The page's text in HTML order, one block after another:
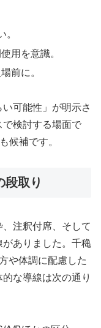
。
用を意識。
前に。
可能性」が明示さ
検討する場面で
候補です。
段取り
注釈付席、そして
ありました。千穐
や体調に配慮した
な導線は次の通り